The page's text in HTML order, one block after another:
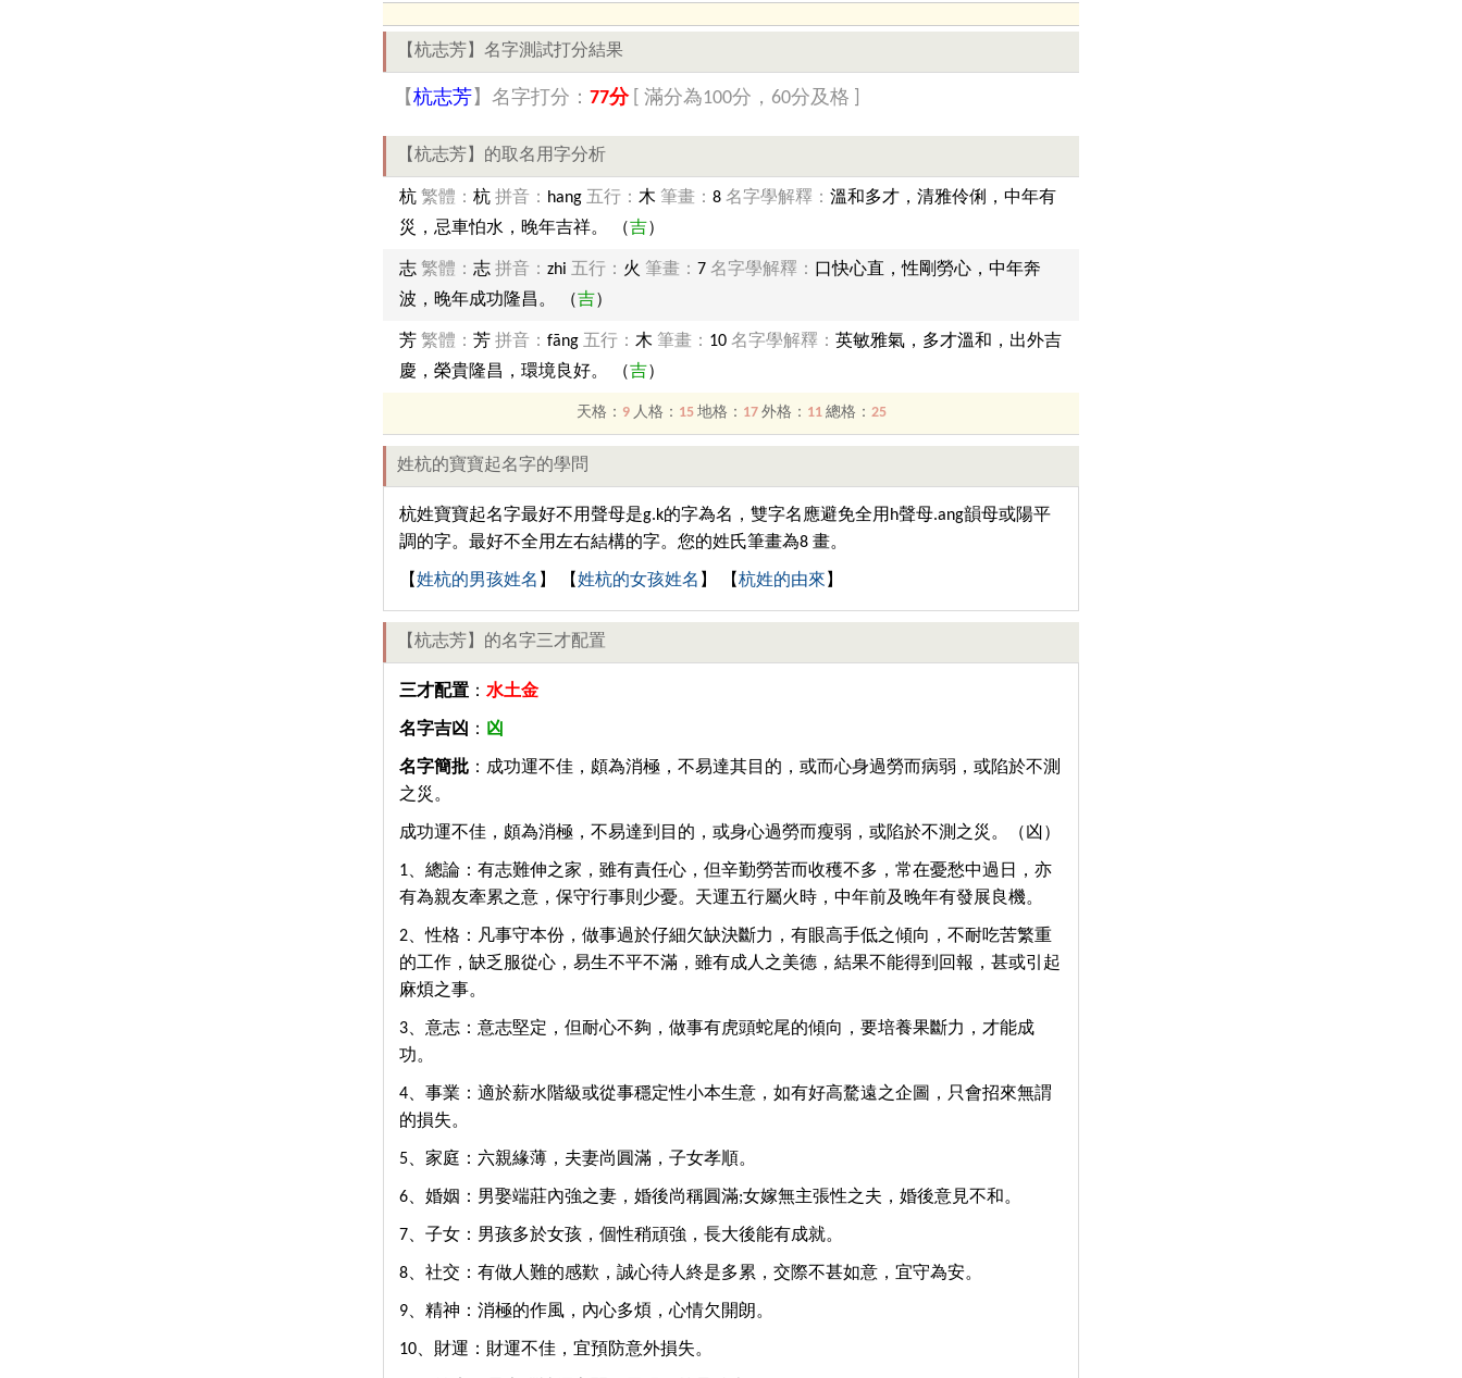
【杭志芳】名字測試打分結果
【杭志芳】名字打分： 77分[ 滿分為100分，60分及格 ]
【杭志芳】的取名用字分析
杭 繁體： 杭 拼音： hang 五行： 木 筆畫： 8 名字學解釋： 溫和多才，清雅伶俐，中年有
災，忌車怕水，晚年吉祥。 （吉）
志 繁體： 志 拼音： zhi 五行： 火 筆畫： 7 名字學解釋：
口快心直，性剛勞心，中年奔
波，晚年成功隆昌。 （吉）
芳 繁體： 芳 拼音： fāng 五行： 木 筆畫： 10 名字學解釋： 英敏雅氣，多才溫和，出外吉
慶，榮貴隆昌，環境良好。 （吉）
天格： 9人格： 15地格： 17外格： 11總格： 25
姓杭的寶寶起名字的學問
杭姓寶寶起名字最好不用聲母是g.k的字為名，雙字名應避免全用h聲母.ang韻母或陽平
調的字。最好不全用左右結構的字。您的姓氏筆畫為8 畫。
【姓杭的男孩姓名 】 【姓杭的女孩姓名 】 【杭姓的由來 】
【杭志芳】的名字三才配置
三才配置 ： 水土金
名字吉凶 ： 凶
名字簡批 ：成功運不佳，頗為消極，不易達其目的，或而心身過勞而病弱，或陷於不測
之災。
成功運不佳，頗為消極，不易達到目的，或身心過勞而瘦弱，或陷於不測之災。（凶）
1、總論：有志難伸之家，雖有責任心，但辛勤勞苦而收穫不多，常在憂愁中過日，亦
有為親友牽累之意，保守行事則少憂。天運五行屬火時，中年前及晚年有發展良機。
2、性格：凡事守本份，做事過於仔細欠缺決斷力，有眼高手低之傾向，不耐吃苦繁重
的工作，缺乏服從心，易生不平不滿，雖有成人之美德，結果不能得到回報，甚或引起
麻煩之事。
3、意志：意志堅定，但耐心不夠，做事有虎頭蛇尾的傾向，要培養果斷力，才能成
功。
4、事業：適於薪水階級或從事穩定性小本生意，如有好高騖遠之企圖，只會招來無謂
的損失。
5、家庭：六親緣薄，夫妻尚圓滿，子女孝順。
6、婚姻：男娶端莊內強之妻，婚後尚稱圓滿;女嫁無主張性之夫，婚後意見不和。
7、子女：男孩多於女孩，個性稍頑強，長大後能有成就。
8、社交：有做人難的感歎，誠心待人終是多累，交際不甚如意，宜守為安。
9、精神：消極的作風，內心多煩，心情欠開朗。
10、財運：財運不佳，宜預防意外損失。